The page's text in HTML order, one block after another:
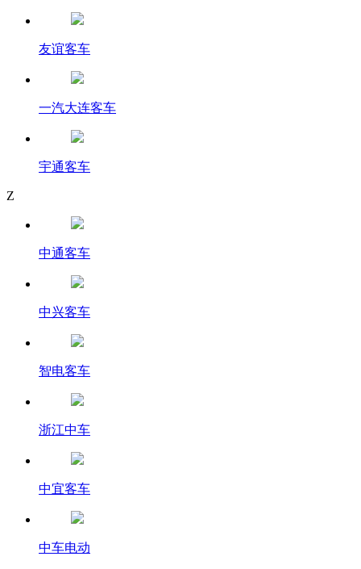
友谊客车
一汽大连客车
宇通客车
Z
中通客车
中兴客车
智电客车
浙江中车
中宜客车
中车电动